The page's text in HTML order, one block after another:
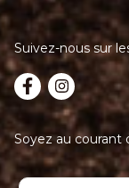
Suivez-nous sur
Soyez au courant